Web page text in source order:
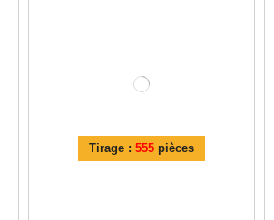
Tirage :555 pièces